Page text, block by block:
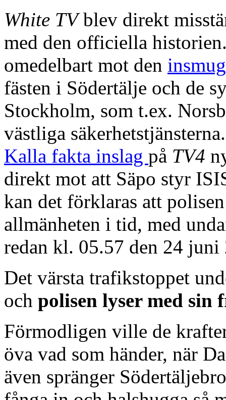
White TVblev direkt
med den officiella
omedelbart mot den
fästen i Södertälje och de
Stockholm, som t.ex.
västliga
Kalla fakta inslag på TV4
direkt mot att Säpo styr
kan det förklaras att
allmänheten i tid, med
redan kl. 05.57 den 24 juni
Det värsta trafikstoppet
och polisen lyser med sin
Förmodligen ville de
öva vad som händer, när
även spränger